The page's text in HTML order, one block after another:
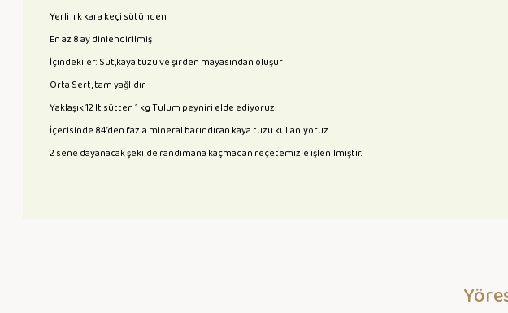
Yerli ırk kara keçi sütünden
En az 8 ay dinlendirilmiş
İçindekiler: Süt,kaya tuzu ve şirden mayasından oluşur
Orta Sert, tam yağlıdır.
Yaklaşık 12 lt sütten 1 kg Tulum peyniri elde ediyoruz
İçerisinde 84’den fazla mineral barındıran kaya tuzu kullanıyoruz.
2 sene dayanacak şekilde randımana kaçmadan reçetemizle işlenilmiştir.